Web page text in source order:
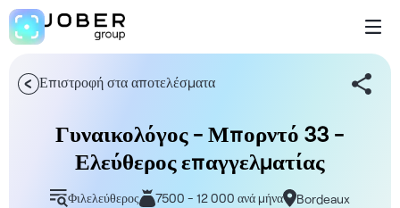
Επιστροφή στα αποτελέσματα
Γυναικολόγος - Μπορντό 33 -
Ελεύθερος επαγγελματίας
Φιλελεύθερος 7500 - 12 000 ανά μήνα Bordeaux